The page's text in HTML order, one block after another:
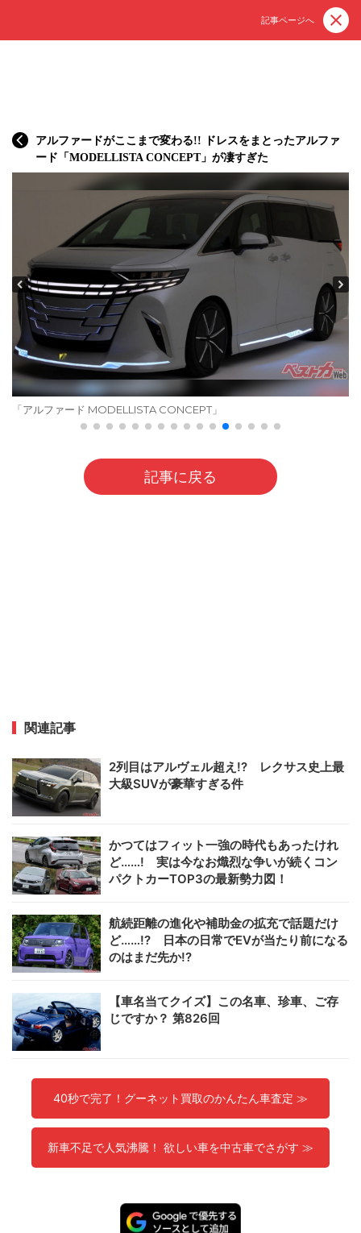
記事ページへ
アルファードがここまで変わる!! ドレスをまとったアルファ
ード「MODELLISTA CONCEPT」が凄すぎた
「アルファード MODELLISTA CONCEPT」
記事に戻る
関連記事
2列目はアルヴェル超え!? レクサス史上最
大級SUVが豪華すぎる件
かつてはフィット一強の時代もあったけれ
ど……! 実は今なお熾烈な争いが続くコン
パクトカーTOP3の最新勢力図！
航続距離の進化や補助金の拡充で話題だけ
ど……!? 日本の日常でEVが当たり前になる
のはまだ先か!?
【車名当てクイズ】この名車、珍車、ご存
じですか？ 第826回
40秒で完了！グーネット買取のかんたん車査定 ≫
新車不足で人気沸騰！ 欲しい車を中古車でさがす ≫